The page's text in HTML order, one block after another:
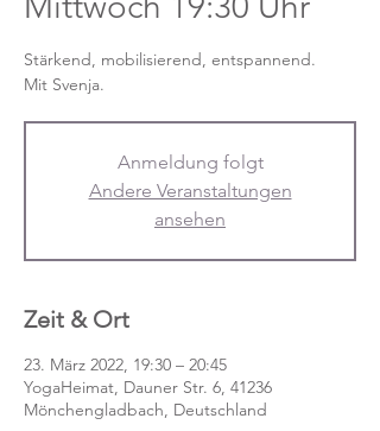
Stärkend, mobilisierend, entspannend.
Mit Svenja.
Anmeldung folgt
Andere Veranstaltungen
ansehen
Zeit & Ort
23. März 2022, 19:30 – 20:45
YogaHeimat, Dauner Str. 6, 41236
Mönchengladbach, Deutschland